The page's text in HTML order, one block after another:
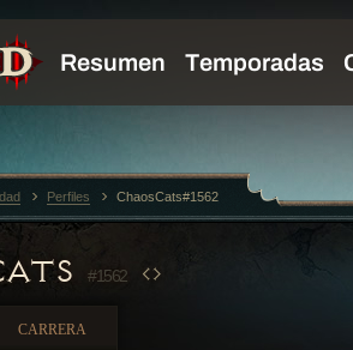
#1562
CARRERA
Perfiles ChaosCats#1562